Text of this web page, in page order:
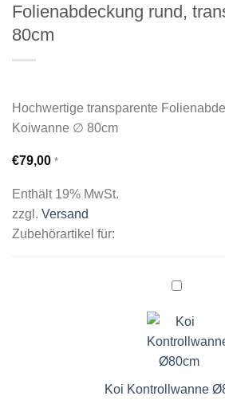
Folienabdeckung rund,
80cm
Hochwertige transparente
Koiwanne ∅ 80cm
€79,00 *
Enthält 19% MwSt.
zzgl. Versand
Zubehörartikel für:
Koi
Ø80cm
Koi Kontrollwanne